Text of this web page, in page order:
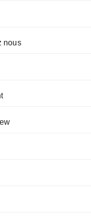
nous